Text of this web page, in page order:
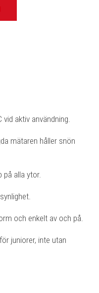
vid aktiv användning.
mätaren håller snön
på alla ytor.
och enkelt av och på.
juniorer, inte utan